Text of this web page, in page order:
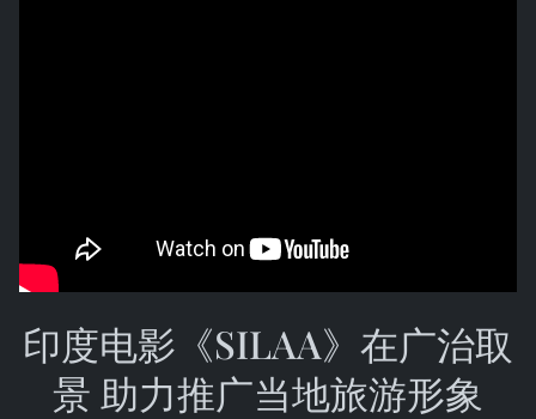
印度电影《SILAA》在广治取
景 助力推广当地旅游形象